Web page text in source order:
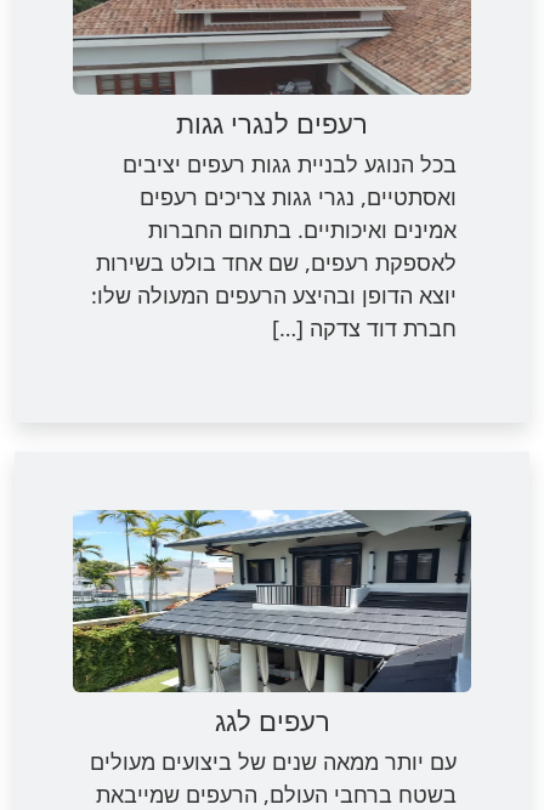
רעפים לנגרי גגות
בכל הנוגע לבניית גגות רעפים יציבים
ואסתטיים, נגרי גגות צריכים רעפים
אמינים ואיכותיים. בתחום החברות
לאספקת רעפים, שם אחד בולט בשירות
יוצא הדופן ובהיצע הרעפים המעולה שלו:
חברת דוד צדקה […]
רעפים לגג
עם יותר ממאה שנים של ביצועים מעולים
בשטח ברחבי העולם, הרעפים שמייבאת